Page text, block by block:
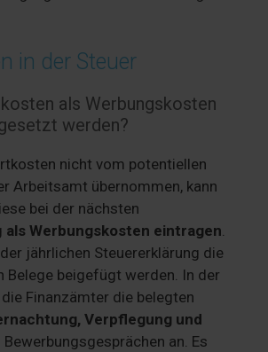
in der Steuer
als Werbungskosten
werden?
nicht vom potentiellen
Arbeitsamt übernommen, kann
bei der nächsten
als Werbungskosten eintragen.
jährlichen Steuererklärung die
Belege beigefügt werden. In der
Finanzämter die belegten
Verpflegung und
Bewerbungsgesprächen an. Es